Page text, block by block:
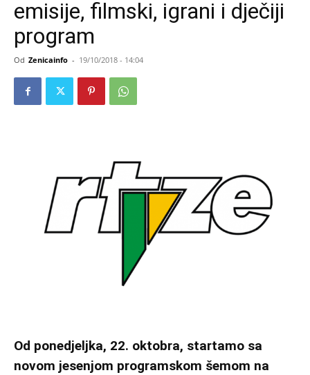
emisije, filmski, igrani i dječiji
program
Od Zenicainfo - 19/10/2018 - 14:04
Od ponedjeljka, 22. oktobra, startamo sa
novom jesenjom programskom šemom na